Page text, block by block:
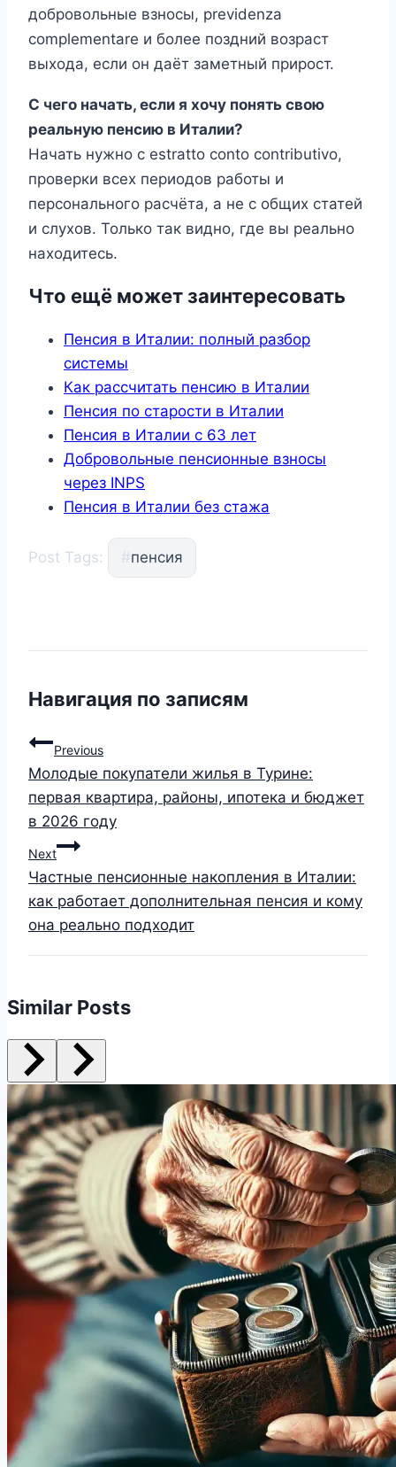
добровольные взносы, previdenza
complementare и более поздний возраст
выхода, если он даёт заметный прирост.
С чего начать, если я хочу понять свою
реальную пенсию в Италии?
Начать нужно с estratto conto contributivo,
проверки всех периодов работы и
персонального расчёта, а не с общих статей
и слухов. Только так видно, где вы реально
находитесь.
Что ещё может заинтересовать
Пенсия в Италии: полный разбор
системы
Как рассчитать пенсию в Италии
Пенсия по старости в Италии
Пенсия в Италии с 63 лет
Добровольные пенсионные взносы
через INPS
Пенсия в Италии без стажа
Post Tags: #пенсия
Навигация по записям
Previous
Молодые покупатели жилья в Турине:
первая квартира, районы, ипотека и бюджет
в 2026 году
Next
Частные пенсионные накопления в Италии:
как работает дополнительная пенсия и кому
она реально подходит
Similar Posts